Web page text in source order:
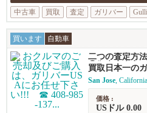
中古車
買取 査定 ガリバー
買います 自動車
二つの査定方
②御来店査定
買取日本一の
San Jose,
価格 :
USドル 0.00